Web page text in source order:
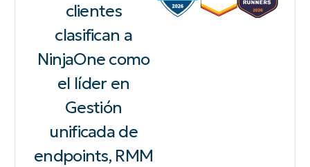
clientes
clasifican a
NinjaOne como
el líder en
Gestión
unificada de
endpoints, RMM